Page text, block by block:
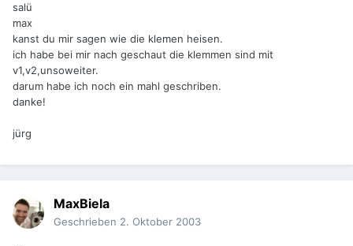
salü
max
kanst du mir sagen wie die klemen heisen.
ich habe bei mir nach geschaut die klemmen sind mit
v1,v2,unsoweiter.
darum habe ich noch ein mahl geschriben.
danke!
jürg
MaxBiela
Geschrieben 2. Oktober 2003